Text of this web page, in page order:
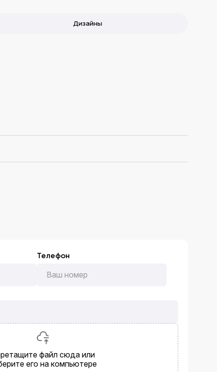
Дизайны
Телефон
файл сюда или
его на компьютере